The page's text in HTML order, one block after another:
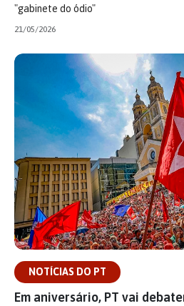
"gabinete do ódio"
21/05/2026
NOTÍCIAS DO PT
Em aniversário, PT vai